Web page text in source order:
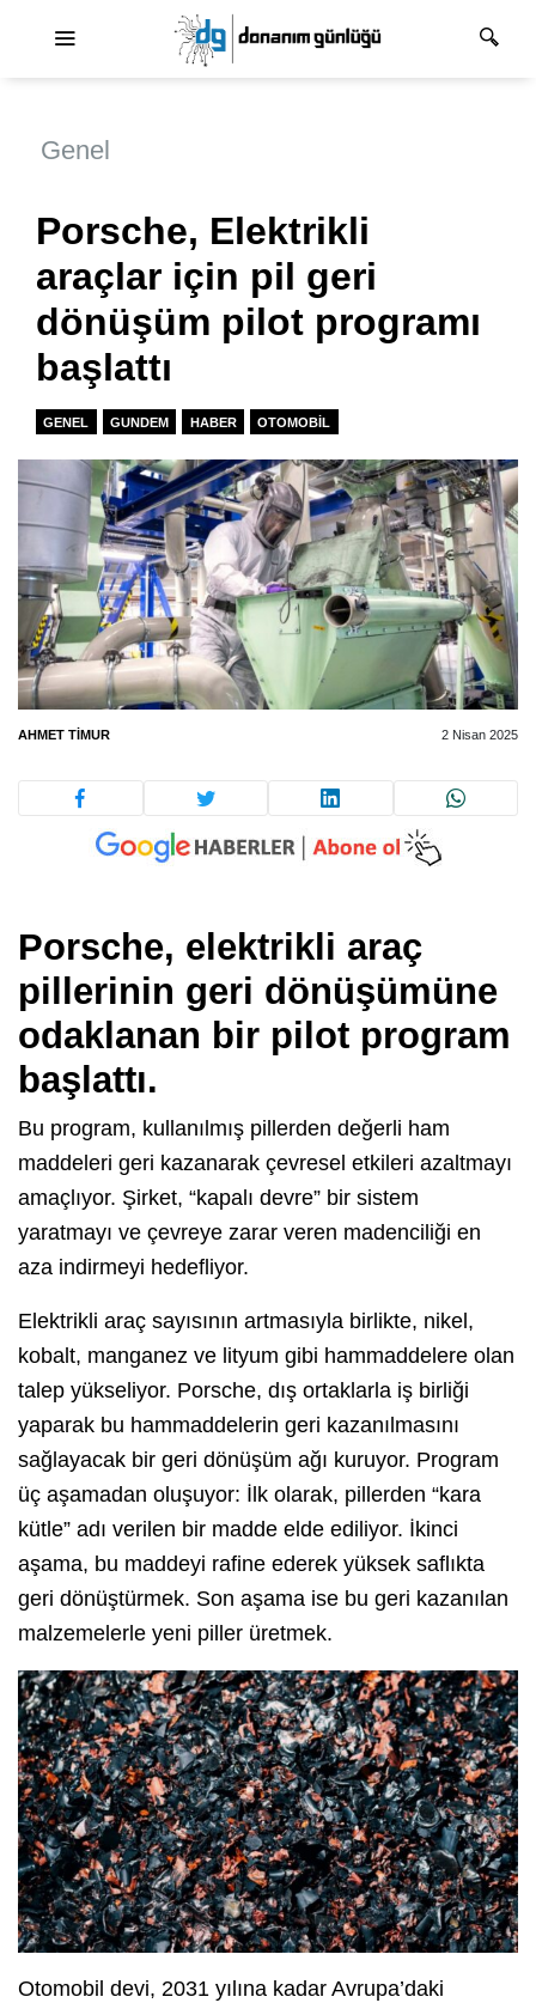
Genel
Porsche, Elektrikli
araçlar için pil geri
dönüşüm pilot programı
başlattı
GENEL GUNDEM HABER OTOMOBIL
AHMET TIMUR 2 Nisan 2025
Porsche, elektrikli araç
pillerinin geri dönüşümüne
odaklanan bir pilot program
başlattı.
Bu program, kullanılmış pillerden değerli ham
maddeleri geri kazanarak çevresel etkileri azaltmayı
amaçlıyor. Şirket, “kapalı devre” bir sistem
yaratmayı ve çevreye zarar veren madenciliği en
aza indirmeyi hedefliyor.
Elektrikli araç sayısının artmasıyla birlikte, nikel,
kobalt, manganez ve lityum gibi hammaddelere olan
talep yükseliyor. Porsche, dış ortaklarla iş birliği
yaparak bu hammaddelerin geri kazanılmasını
sağlayacak bir geri dönüşüm ağı kuruyor. Program
üç aşamadan oluşuyor: İlk olarak, pillerden “kara
kütle” adı verilen bir madde elde ediliyor. İkinci
aşama, bu maddeyi rafine ederek yüksek saflıkta
geri dönüştürmek. Son aşama ise bu geri kazanılan
malzemelerle yeni piller üretmek.
Otomobil devi, 2031 yılına kadar Avrupa’daki